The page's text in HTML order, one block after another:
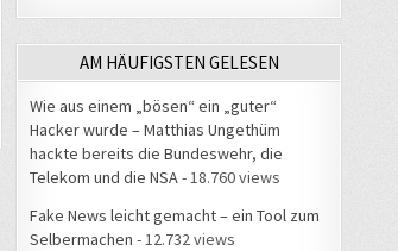
AM HÄUFIGSTEN GELESEN
Wie aus einem „bösen“ ein „guter“
Hacker wurde – Matthias Ungethüm
hackte bereits die Bundeswehr, die
Telekom und die NSA - 18.760 views
Fake News leicht gemacht – ein Tool zum
Selbermachen - 12.732 views